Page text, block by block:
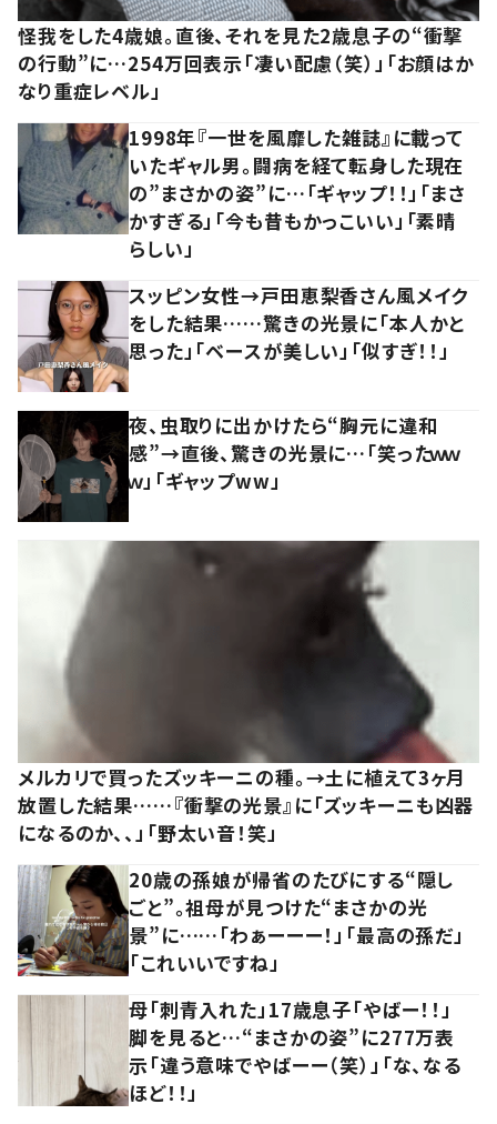
怪我をした4歳娘。直後、それを見た2歳息子の“衝撃
の行動”に…254万回表示「凄い配慮（笑）」「お顔はか
なり重症レベル」
1998年『一世を風靡した雑誌』に載って
いたギャル男。闘病を経て転身した現在
の”まさかの姿”に…「ギャップ！！」「まさ
かすぎる」「今も昔もかっこいい」「素晴
らしい」
スッピン女性→戸田恵梨香さん風メイク
をした結果……驚きの光景に「本人かと
思った」「ベースが美しい」「似すぎ！！」
夜、虫取りに出かけたら“胸元に違和
感”→直後、驚きの光景に…「笑ったｗｗ
ｗ」「ギャップww」
メルカリで買ったズッキーニの種。→土に植えて3ヶ月
放置した結果……『衝撃の光景』に「ズッキーニも凶器
になるのか、、」「野太い音！笑」
20歳の孫娘が帰省のたびにする“隠し
ごと”。祖母が見つけた“まさかの光
景”に……「わぁーーー！」「最高の孫だ」
「これいいですね」
母「刺青入れた」17歳息子「やばー！！」
脚を見ると…“まさかの姿”に277万表
示「違う意味でやばーー（笑）」「な、なる
ほど！！」